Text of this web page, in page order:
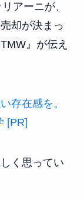
アーニが、
却が決まっ
』が伝え
存在感を。
[PR]
く思ってい